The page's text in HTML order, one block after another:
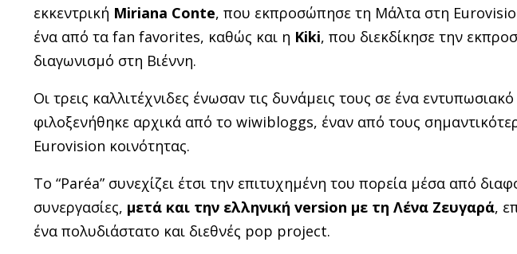
εκκεντρική Miriana Conte, που εκπροσώπησε τη Μάλτα στη
ένα από τα fan favorites, καθώς και η Kiki, που διεκδίκησε την
διαγωνισμό στη Βιέννη.
Οι τρεις καλλιτέχνιδες ένωσαν τις δυνάμεις τους σε ένα
φιλοξενήθηκε αρχικά από το wiwibloggs, έναν από τους
Eurovision κοινότητας.
Το “Paréa” συνεχίζει έτσι την επιτυχημένη του πορεία μέσα από
συνεργασίες, μετά και την ελληνική version με τη Λένα Ζευγαρά,
ένα πολυδιάστατο και διεθνές pop project.